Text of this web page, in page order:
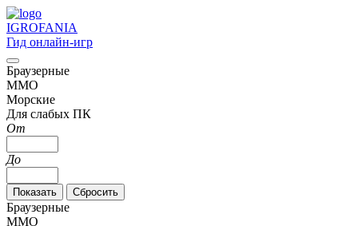
IGROFANIA
Гид онлайн-игр
Браузерные
MMO
Морские
Для слабых ПК
От
До
Браузерные
MMO